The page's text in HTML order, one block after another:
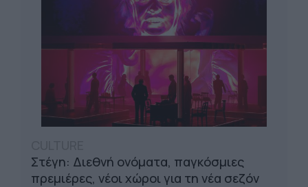
Στέγη: Διεθνή ονόματα, παγκόσμιες
πρεμιέρες, νέοι χώροι για τη νέα σεζόν